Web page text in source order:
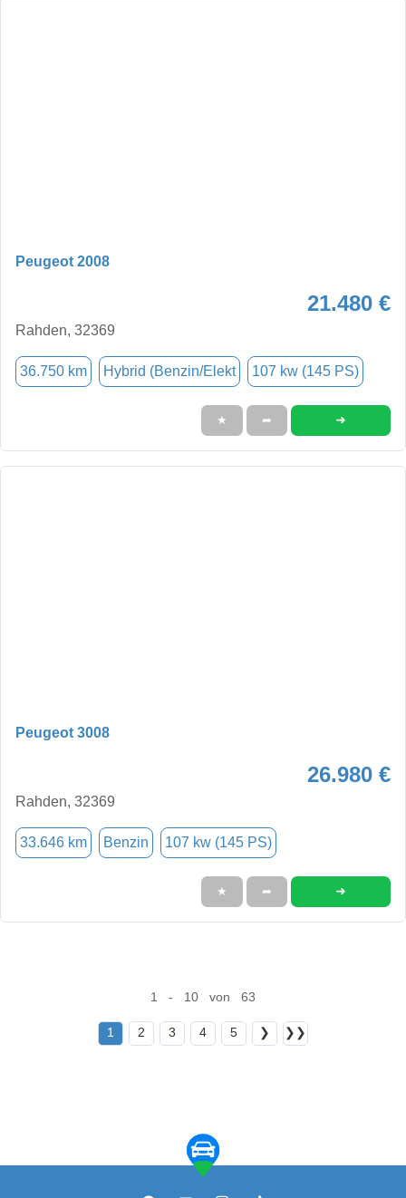
Peugeot 2008
21.480 €
Rahden, 32369
36.750 km Hybrid (Benzin/Elekt 107 kw (145 PS)
★ ➦ ➜
Peugeot 3008
26.980 €
Rahden, 32369
33.646 km Benzin 107 kw (145 PS)
★ ➦ ➜
1 - 10 von 63
1 2 3 4 5 ❯ ❯❯